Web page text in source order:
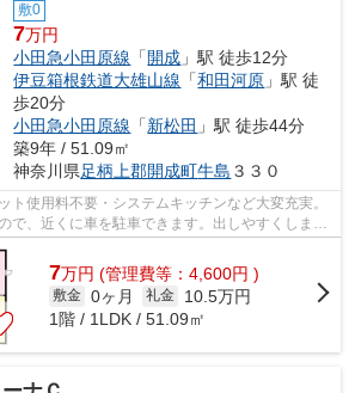
敷0
7万円
小田急小田原線 「開成 」駅 徒歩12分
伊豆箱根鉄道大雄山線 「和田河原 」駅 徒
歩20分
小田急小田原線 「新松田 」駅 徒歩44分
築9年 / 51.09㎡
神奈川県足柄上郡開成町牛島 ３３０
ト使用料不要・システムキッチンなど大変充実。
で、近くに車を駐車できます。出しやすくしまい
スペースを...
7万円 (管理費等：4,600円 )
敷金 0ヶ月 礼金
10.5万円
1階 / 1LDK / 51.09㎡